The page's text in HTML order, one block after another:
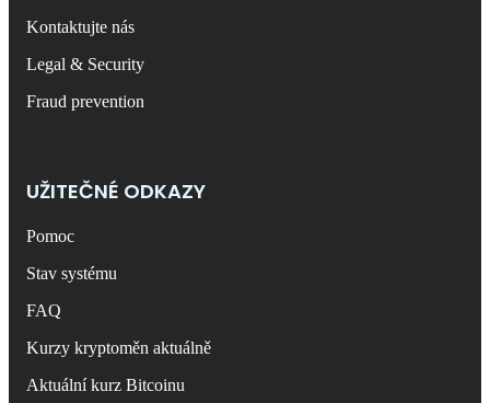
Kontaktujte nás
Legal & Security
Fraud prevention
UŽITEČNÉ ODKAZY
Pomoc
Stav systému
FAQ
Kurzy kryptoměn aktuálně
Aktuální kurz Bitcoinu